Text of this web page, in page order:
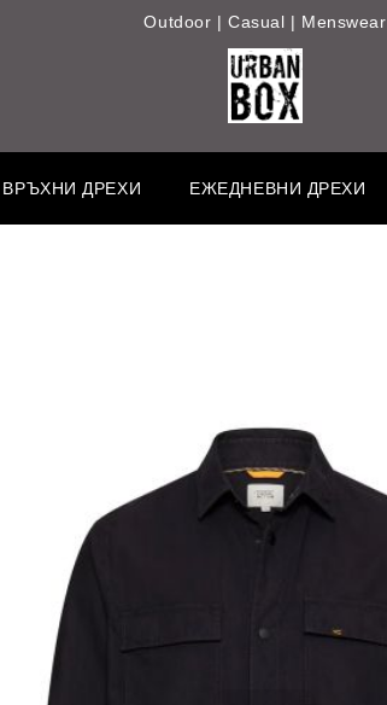
Outdoor | Casual | Menswear
ВРЪХНИ ДРЕХИ ЕЖЕДНЕВНИ ДРЕХИ